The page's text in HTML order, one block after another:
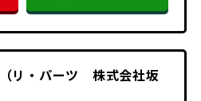
リ・パーツ 株式会社坂